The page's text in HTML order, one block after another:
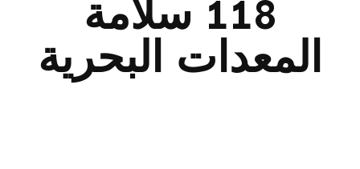
118 سلامة
المعدات البحرية